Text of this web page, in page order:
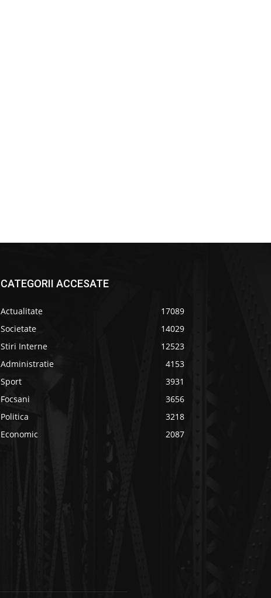
CATEGORII ACCESATE
Actualitate
17089
Societate
14029
Stiri Interne
12523
Administratie
4153
Sport
3931
Focsani
3656
Politica
3218
Economic
2087